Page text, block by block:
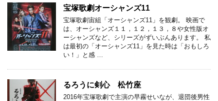
宝塚歌劇オーシャンズ11
宝塚歌劇宙組「オーシャンズ11」を観劇。 映画で
は、オーシャンズ１１，１２，１３，８や女性版オ
ーシャンズなど、シリーズがずいぶんあります。 私
は最初の「オーシャンズ11」を見た時は「おもしろ
い！」と感 …
るろうに剣心 松竹座
2016年宝塚歌劇で主演の早霧せいなが、退団後男性